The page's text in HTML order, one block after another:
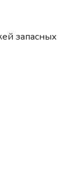
запасных